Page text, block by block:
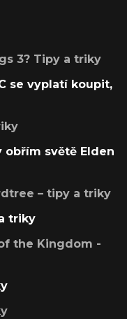
3? Tipy a triky
se vyplatí koupit,
obřím světě Elden
– tipy a triky
triky
the Kingdom -